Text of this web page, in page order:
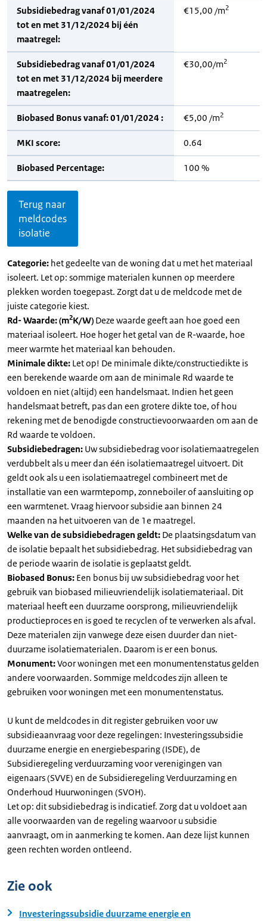
Subsidiebedrag vanaf 01/01/2024
tot en met 31/12/2024 bij één
maatregel:
€15,00 /m2
Subsidiebedrag vanaf 01/01/2024
tot en met 31/12/2024 bij meerdere
maatregelen:
€30,00/m2
Biobased Bonus vanaf: 01/01/2024 : €5,00 /m2
MKI score: 0.64
Biobased Percentage: 100 %
Terug naar
meldcodes
isolatie
Categorie: het gedeelte van de woning dat u met het materiaal
isoleert. Let op: sommige materialen kunnen op meerdere
plekken worden toegepast. Zorgt dat u de meldcode met de
juiste categorie kiest.
Rd- Waarde: (m2K/W) Deze waarde geeft aan hoe goed een
materiaal isoleert. Hoe hoger het getal van de R-waarde, hoe
meer warmte het materiaal kan behouden.
Minimale dikte: Let op! De minimale dikte/constructiedikte is
een berekende waarde om aan de minimale Rd waarde te
voldoen en niet (altijd) een handelsmaat. Indien het geen
handelsmaat betreft, pas dan een grotere dikte toe, of hou
rekening met de benodigde constructievoorwaarden om aan de
Rd waarde te voldoen.
Subsidiebedragen: Uw subsidiebedrag voor isolatiemaatregelen
verdubbelt als u meer dan één isolatiemaatregel uitvoert. Dit
geldt ook als u een isolatiemaatregel combineert met de
installatie van een warmtepomp, zonneboiler of aansluiting op
een warmtenet. Vraag hiervoor subsidie aan binnen 24
maanden na het uitvoeren van de 1e maatregel.
Welke van de subsidiebedragen geldt: De plaatsingsdatum van
de isolatie bepaalt het subsidiebedrag. Het subsidiebedrag van
de periode waarin de isolatie is geplaatst geldt.
Biobased Bonus: Een bonus bij uw subsidiebedrag voor het
gebruik van biobased milieuvriendelijk isolatiemateriaal. Dit
materiaal heeft een duurzame oorsprong, milieuvriendelijk
productieproces en is goed te recyclen of te verwerken als afval.
Deze materialen zijn vanwege deze eisen duurder dan niet-
duurzame isolatiematerialen. Daarom is er een bonus.
Monument:Voor woningen met een monumentenstatus gelden
andere voorwaarden. Sommige meldcodes zijn alleen te
gebruiken voor woningen met een monumentenstatus.
U kunt de meldcodes in dit register gebruiken voor uw
subsidieaanvraag voor deze regelingen: Investeringssubsidie
duurzame energie en energiebesparing (ISDE), de
Subsidieregeling verduurzaming voor verenigingen van
eigenaars (SVVE) en de Subsidieregeling Verduurzaming en
Onderhoud Huurwoningen (SVOH).
Let op: dit subsidiebedrag is indicatief. Zorg dat u voldoet aan
alle voorwaarden van de regeling waarvoor u subsidie
aanvraagt, om in aanmerking te komen. Aan deze lijst kunnen
geen rechten worden ontleend.
Zie ook
Investeringssubsidie duurzame energie en